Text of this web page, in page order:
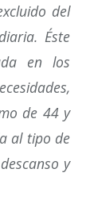
del
Éste
en los
de 44 y
al tipo de
y